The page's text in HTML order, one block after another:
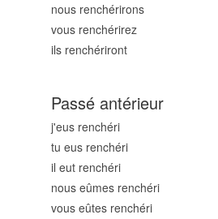
nous renchérirons
vous renchérirez
ils renchériront
Passé antérieur
j'eus renchéri
tu eus renchéri
il eut renchéri
nous eûmes renchéri
vous eûtes renchéri